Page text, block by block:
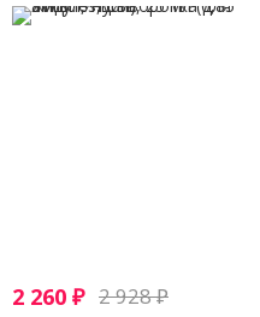
2 260 ₽ 2 928₽